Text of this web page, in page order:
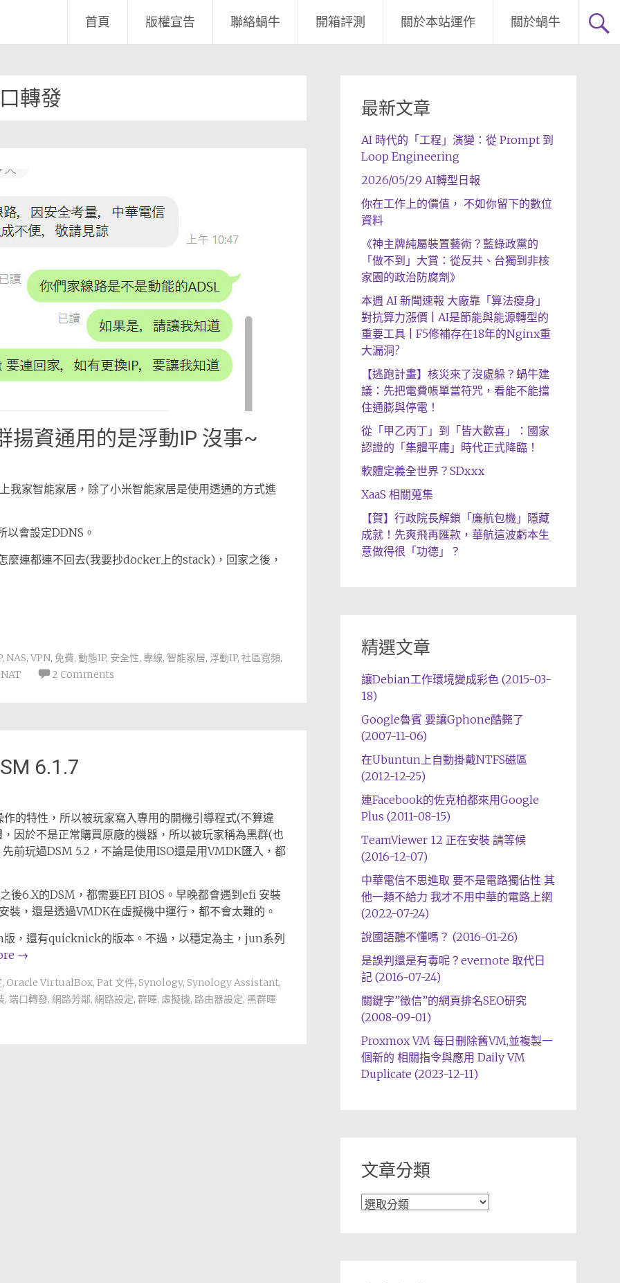
首頁 版權宣告 聯絡蝸牛 開箱評測 關於本站運作 關於蝸牛
轉發
揚資通用的是浮動IP 沒事~
我家智能家居，除了小米智能家居是使用透通的方式進
以會設定DDNS。
麼連都連不回去(我要抄docker上的stack)，回家之後，
, NAS, VPN, 免費, 動態IP, 安全性, 專線, 智能家居, 浮動IP, 社區寬頻,
2 Comments
6.1.7
的特性，所以被玩家寫入專用的開機引導程式(不算違
因於不是正常購買原廠的機器，所以被玩家稱為黑群(也
前玩過DSM 5.2，不論是使用ISO還是用VMDK匯入，都
後6.X的DSM，都需要EFI BIOS。早晚都會遇到efi 安裝
，還是透過VMDK在虛擬機中運行，都不會太難的。
，還有quicknick的版本。不過，以穩定為主，jun系列
→
, Oracle VirtualBox, Pat 文件, Synology, Synology Assistant,
, 端口轉發, 網路芳鄰, 網路設定, 群暉, 虛擬機, 路由器設定, 黑群暉
最新文章
AI 時代的「工程」演變：從 Prompt 到
Loop Engineering
2026/05/29 AI轉型日報
你在工作上的價值， 不如你留下的數位
資料
《神主牌純屬裝置藝術？藍綠政黨的
「做不到」大賞：從反共、台獨到非核
家園的政治防腐劑》
本週 AI 新聞速報 大廠靠「算法瘦身」
對抗算力漲價 | AI是節能與能源轉型的
重要工具 | F5修補存在18年的Nginx重
大漏洞?
【逃跑計畫】核災來了沒處躲？蝸牛建
議：先把電費帳單當符咒，看能不能擋
住通膨與停電！
從「甲乙丙丁」到「皆大歡喜」：國家
認證的「集體平庸」時代正式降臨！
軟體定義全世界？SDxxx
XaaS 相關蒐集
【賀】行政院長解鎖「廉航包機」隱藏
成就！先爽飛再匯款，華航這波虧本生
意做得很「功德」？
精選文章
讓Debian工作環境變成彩色 (2015-03-
18)
Google魯賓 要讓Gphone酷斃了
(2007-11-06)
在Ubuntun上自動掛戴NTFS磁區
(2012-12-25)
連Facebook的佐克柏都來用Google
Plus (2011-08-15)
TeamViewer 12 正在安裝 請等候
(2016-12-07)
中華電信不思進取 要不是電路獨佔性 其
他一類不給力 我才不用中華的電路上網
(2022-07-24)
說國語聽不懂嗎？ (2016-01-26)
是誤判還是有毒呢？evernote 取代日
記 (2016-07-24)
關鍵字”徵信”的網頁排名SEO研究
(2008-09-01)
Proxmox VM 每日刪除舊VM,並複製一
個新的 相關指令與應用 Daily VM
Duplicate (2023-12-11)
文章分類
文